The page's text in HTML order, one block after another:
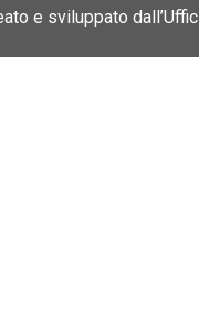
e sviluppato